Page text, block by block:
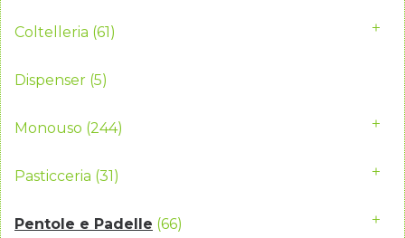
Coltelleria (61)
Dispenser (5)
Monouso (244)
Pasticceria (31)
Pentole e Padelle (66)